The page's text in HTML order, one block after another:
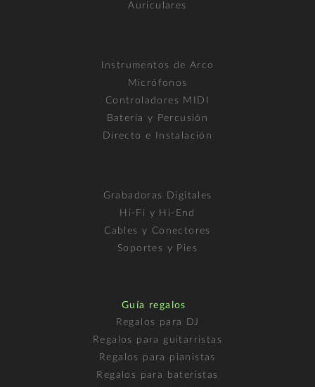
Auriculares
Instrumentos de Arco
Micrófonos
Controladores MIDI
Batería y Percusión
Directo e Instalación
Grabadoras Digitales
Hi-Fi y Hi-End
Cables y Conectores
Soportes y Pies
Guía regalos
Regalos para DJ
Regalos para guitarristas
Regalos para pianistas
Regalos para bateristas